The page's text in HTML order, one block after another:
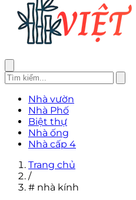
Nhà vườn
Nhà Phố
Biệt thự
Nhà ống
Nhà cấp 4
Trang chủ
/
# nhà kính